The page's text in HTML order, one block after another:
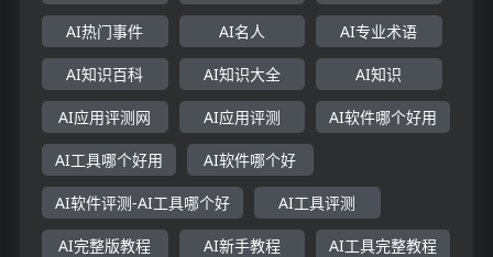
AI热门事件 AI名人 AI专业术语
AI知识百科 AI知识大全 AI知识
AI应用评测网 AI应用评测 AI软件哪个好用
AI工具哪个好用 AI软件哪个好
AI软件评测-AI工具哪个好 AI工具评测
AI完整版教程 AI新手教程 AI工具完整教程